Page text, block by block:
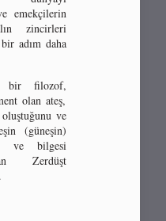
emekçilerin
zincirleri
adım daha
bir filozof,
olan ateş,
ve
(güneşin)
ve bilgesi
Zerdüşt